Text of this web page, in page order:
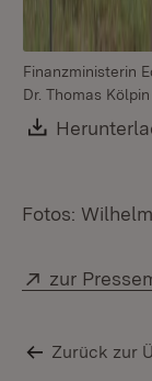
Finanzministerin
Dr. Thomas
Download:
Fotos:
Extern:
zur
Zurück zur